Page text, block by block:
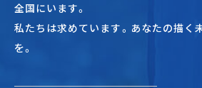
全国にいます。
私たちは求めています。あなたの描く
を。